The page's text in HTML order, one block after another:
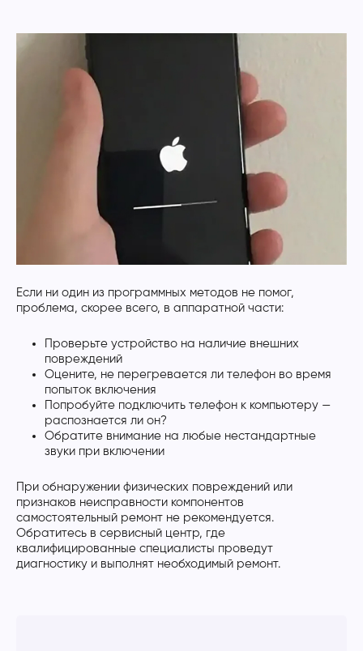
Если ни один из программных методов не помог,
проблема, скорее всего, в аппаратной части:
Проверьте устройство на наличие внешних
повреждений
Оцените, не перегревается ли телефон во время
попыток включения
Попробуйте подключить телефон к компьютеру —
распознается ли он?
Обратите внимание на любые нестандартные
звуки при включении
При обнаружении физических повреждений или
признаков неисправности компонентов
самостоятельный ремонт не рекомендуется.
Обратитесь в сервисный центр, где
квалифицированные специалисты проведут
диагностику и выполнят необходимый ремонт.